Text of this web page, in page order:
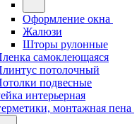
Оформление окна
Жалюзи
Шторы рулонные
самоклеющаяся
потолочный
подвесные
интерьерная
монтажная пена